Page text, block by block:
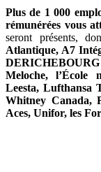
Plus de 1 000
rémunérées vous
seront présents,
Atlantique, A7
Meloche, l’École
Leesta, Lufthansa
Whitney Canada,
Aces, Unifor, les